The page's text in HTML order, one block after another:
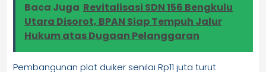
Baca Juga Revitalisasi SDN 156 Bengkulu
Utara Disorot, BPAN Siap Tempuh Jalur
Hukum atas Dugaan Pelanggaran
Pembangunan plat duiker senilai Rp11 juta turut